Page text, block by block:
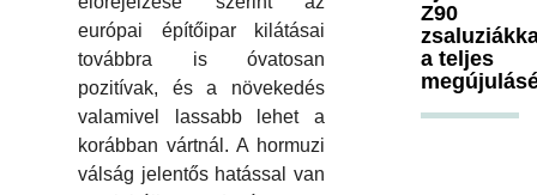
európai építőipar kilátásai
továbbra is óvatosan
pozitívak, és a növekedés
valamivel lassabb lehet a
korábban vártnál. A hormuzi
válság jelentős hatással van
Z90
a teljes